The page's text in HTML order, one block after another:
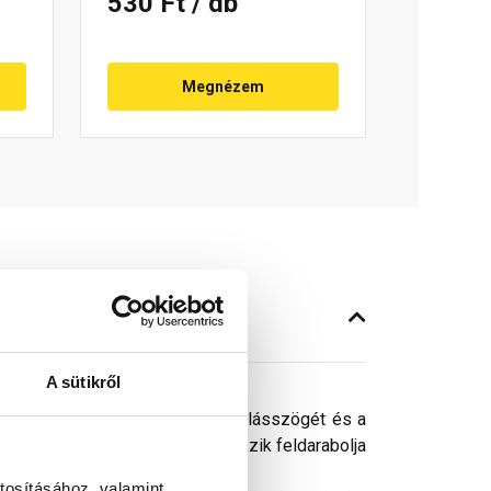
A sütikről
Megnézem
kell venni a tető hajlásszögét és a
vagy ha az megcsúszik feldarabolja
nem használhatók.